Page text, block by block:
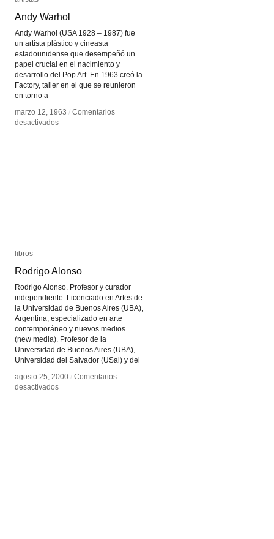
Andy Warhol
Andy Warhol (USA 1928 – 1987) fue
un artista plástico y cineasta
estadounidense que desempeñó un
papel crucial en el nacimiento y
desarrollo del Pop Art. En 1963 creó la
Factory, taller en el que se reunieron
en torno a
marzo 12, 1963 / Comentarios
desactivadosen
Andy Warhol
marzo 12, 1963 / Comentarios
desactivadosen
libros
Rodrigo Alonso
Rodrigo Alonso. Profesor y curador
independiente. Licenciado en Artes de
la Universidad de Buenos Aires (UBA),
Argentina, especializado en arte
contemporáneo y nuevos medios
(new media). Profesor de la
Universidad de Buenos Aires (UBA),
Universidad del Salvador (USal) y del
agosto 25, 2000 / Comentarios
desactivadosen
libros
Rodrigo Alonso
agosto 25, 2000 / Comentarios
desactivadosen